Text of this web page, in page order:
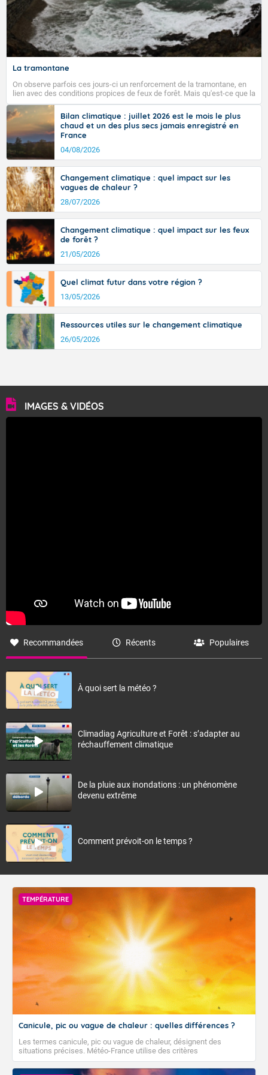
La tramontane
On observe parfois ces jours-ci un renforcement de la tramontane, en
lien avec des conditions propices de feux de forêt. Mais qu'est-ce que la
tramontane ? Quelles sont ses caractéristiques ? La tramontane est un
vent turbulent soufflant de secteur nord-ouest à nord, ou ouest à nord-
ouest, dans un secteur qui part du Roussillon à la vallée de l’Aude et à
l’ouest de l’Hérault. L’étymologie de ce vent vient du latin trasmontanus,
signifiant au-delà des monts, en allusion aux régions montagneuses
d’où provient ce vent.
Bilan climatique : juillet 2026 est le mois le plus
chaud et un des plus secs jamais enregistré en
France
04/08/2026
Changement climatique : quel impact sur les
vagues de chaleur ?
28/07/2026
Changement climatique : quel impact sur les feux
de forêt ?
21/05/2026
Quel climat futur dans votre région ?
13/05/2026
Ressources utiles sur le changement climatique
26/05/2026
IMAGES & VIDÉOS
Recommandées Récents Populaires
À quoi sert la météo ?
Climadiag Agriculture et Forêt : s’adapter au
réchauffement climatique
De la pluie aux inondations : un phénomène
devenu extrême
Comment prévoit-on le temps ?
TEMPÉRATURE
Canicule, pic ou vague de chaleur : quelles différences ?
Les termes canicule, pic ou vague de chaleur, désignent des
situations précises. Météo-France utilise des critères
climatologiques pour évaluer et qualifier les épisodes de chaleur qui
peuvent avoir des impacts sanitaires et socio-économiques